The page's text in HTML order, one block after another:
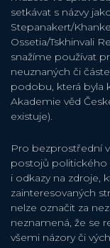
setkávat s názvy
Stepanakert/
Ossetia/Tskhinvali
snažíme používat
neuznaných či
podobu, která byla
Akademie věd
existuje).
Pro bezprostřední
postojů politického
i odkazy na zdroje,
zainteresovaných
nelze označit za
neznamená, že se
všemi názory či